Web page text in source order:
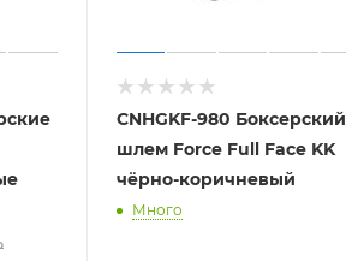
CNHGKF-980 Боксерский
шлем Force Full Face KK
чёрно-коричневый
Много